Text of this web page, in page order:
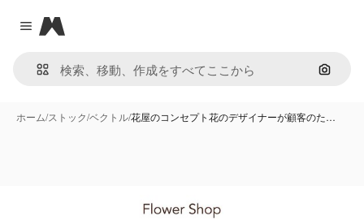
Close menu
Magnific
画像で
ホーム/ストック/ベクトル/花屋のコンセプト花のデザイナーが顧客のた…